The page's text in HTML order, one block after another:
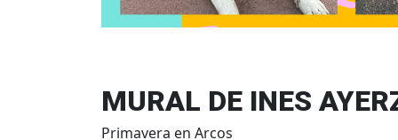
MURAL DE INES
Primavera en Arcos